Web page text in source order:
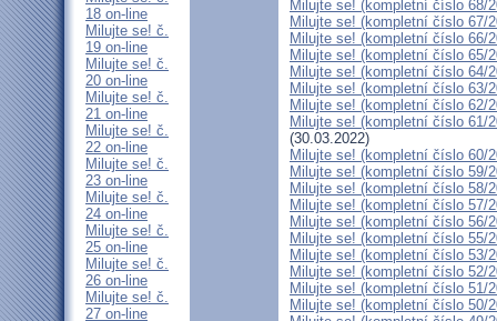
18 on-line
Milujte se! č.
19 on-line
Milujte se! č.
20 on-line
Milujte se! č.
21 on-line
Milujte se! č.
22 on-line
Milujte se! č.
23 on-line
Milujte se! č.
24 on-line
Milujte se! č.
25 on-line
Milujte se! č.
26 on-line
Milujte se! č.
27 on-line
Milujte se! (kompletní číslo 68/
Milujte se! (kompletní číslo 67/
Milujte se! (kompletní číslo 66/
Milujte se! (kompletní číslo 65/
Milujte se! (kompletní číslo 64/
Milujte se! (kompletní číslo 63/
Milujte se! (kompletní číslo 62/
Milujte se! (kompletní číslo 61/
(30.03.2022)
Milujte se! (kompletní číslo 60/
Milujte se! (kompletní číslo 59/
Milujte se! (kompletní číslo 58/
Milujte se! (kompletní číslo 57/
Milujte se! (kompletní číslo 56/
Milujte se! (kompletní číslo 55/
Milujte se! (kompletní číslo 53/
Milujte se! (kompletní číslo 52/
Milujte se! (kompletní číslo 51/
Milujte se! (kompletní číslo 50/